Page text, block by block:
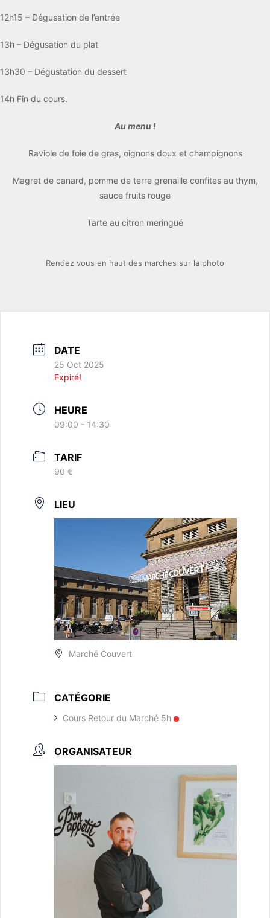
12h15 – Dégusation de l’entrée
13h – Dégusation du plat
13h30 – Dégustation du dessert
14h Fin du cours.
Au menu !
Raviole de foie de gras, oignons doux et champignons
Magret de canard, pomme de terre grenaille confites au thym,
sauce fruits rouge
Tarte au citron meringué
Rendez vous en haut des marches sur la photo
DATE
25 Oct 2025
Expiré!
HEURE
09:00 - 14:30
TARIF
90 €
LIEU
Marché Couvert
CATÉGORIE
Cours Retour du Marché 5h
ORGANISATEUR